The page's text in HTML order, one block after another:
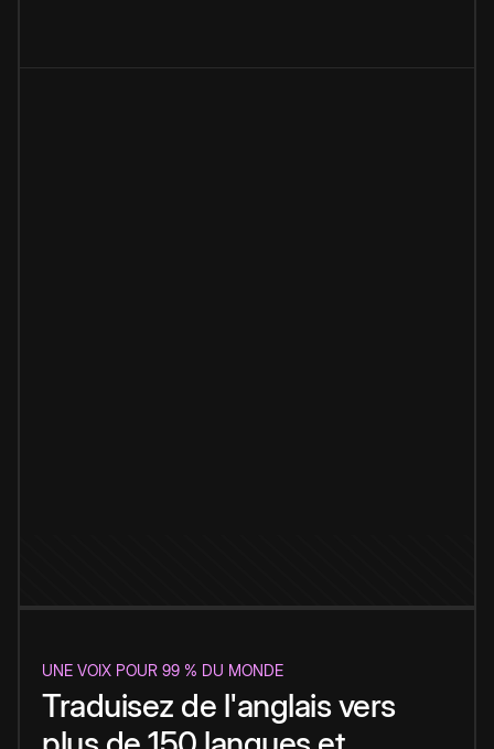
UNE VOIX POUR 99 % DU MONDE
Traduisez de l'anglais vers